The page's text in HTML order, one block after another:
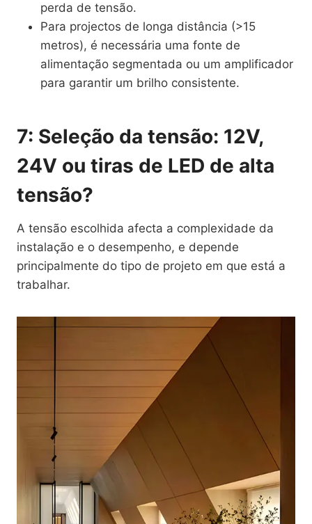
perda de tensão.
Para projectos de longa distância (>15
metros), é necessária uma fonte de
alimentação segmentada ou um amplificador
para garantir um brilho consistente.
7: Seleção da tensão: 12V,
24V ou tiras de LED de alta
tensão?
A tensão escolhida afecta a complexidade da
instalação e o desempenho, e depende
principalmente do tipo de projeto em que está a
trabalhar.